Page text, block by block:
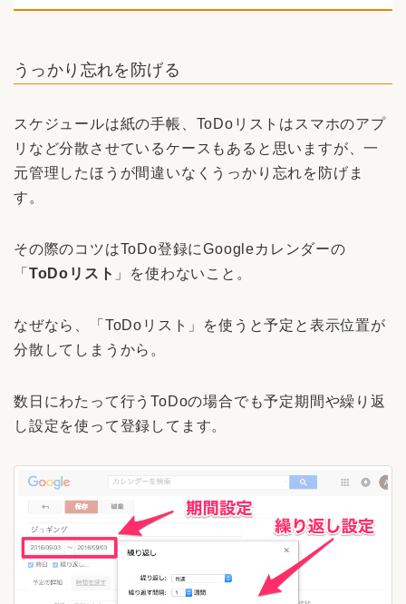
うっかり忘れを防げる
スケジュールは紙の手帳、ToDoリストはスマホのアプ
リなど分散させているケースもあると思いますが、一
元管理したほうが間違いなくうっかり忘れを防げま
す。
その際のコツはToDo登録にGoogleカレンダーの
「 ToDoリスト 」を使わないこと。
なぜなら、「ToDoリスト」を使うと予定と表示位置が
分散してしまうから。
数日にわたって行うToDoの場合でも予定期間や繰り返
し設定を使って登録してます。